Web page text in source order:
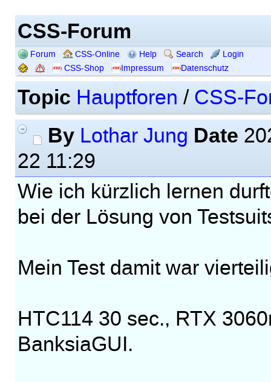
CSS-Forum
Forum CSS-Online Help Search
Login
CSS-Shop
Impressum Datenschutz
Topic Hauptforen / CSS-
By Lothar Jung Date
22 11:29
Wie ich kürzlich lernen
bei der Lösung von
Mein Test damit war
HTC114 30 sec., RTX
BanksiaGUI.